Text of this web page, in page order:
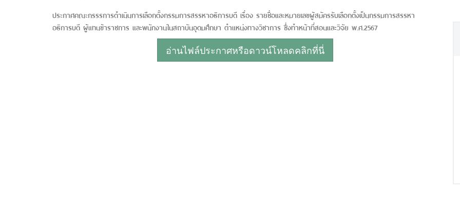
ประกาศคณะกรรรการดำเนินการเลือกตั้งกรรมการสรรหาอธิการบดี เรื่อง รายชื่อและหมายเลขผู้สมัครรับเลือกตั้งเป็นกรรมการสรรหา
อธิการบดี ผู้แทนข้าราชการ และพนักงานในสถาบันอุดมศึกษา ตำแหน่งทางวิชาการ ซึ่งทำหน้าที่สอนและวิจัย พ.ศ.2567
อ่านไฟล์ประกาศหรือดาวน์โหลดคลิกที่นี่